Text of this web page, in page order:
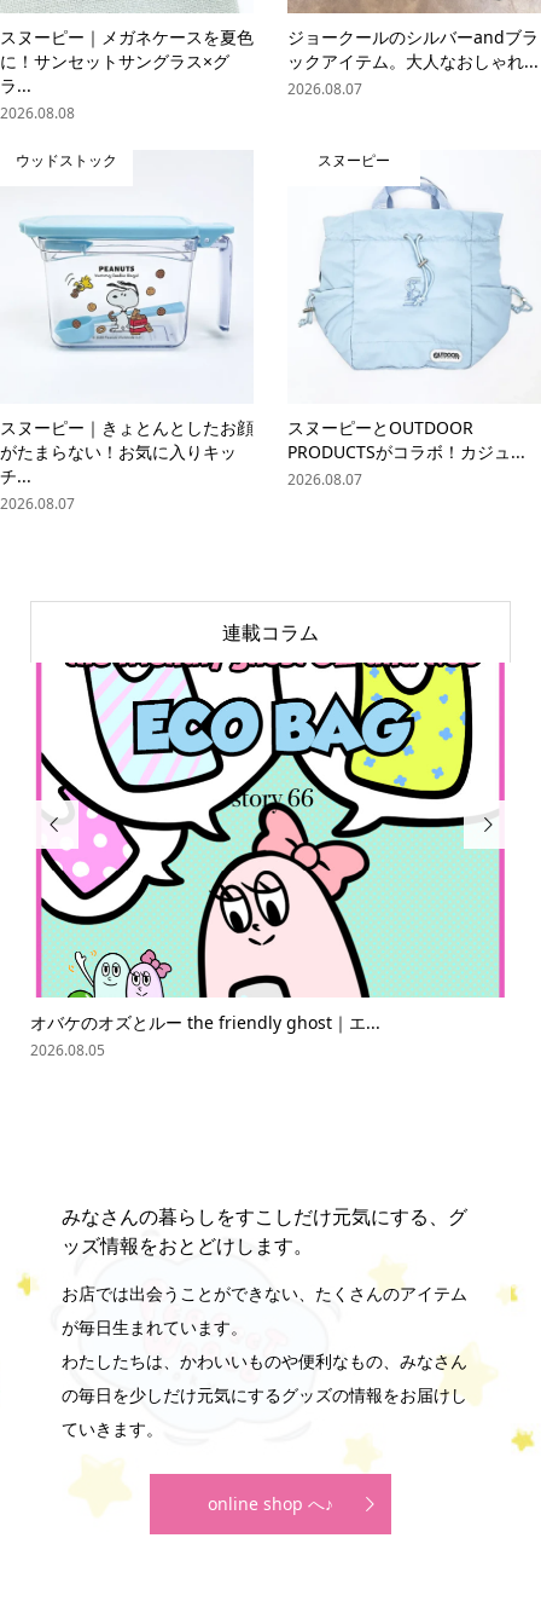
スヌーピー｜メガネケースを夏色
に！サンセットサングラス×グ
ラ...
2026.08.08
ジョークールのシルバーandブラ
ックアイテム。大人なおしゃれ...
2026.08.07
ウッドストック
スヌーピー｜きょとんとしたお顔
がたまらない！お気に入りキッ
チ...
2026.08.07
スヌーピー
スヌーピーとOUTDOOR
PRODUCTSがコラボ！カジュ...
2026.08.07
連載コラム

スピリチュアリちゃんの世界星占い ハワイ編
2026.08.08

みなさんの暮らしをすこしだけ元気にする、グ
ッズ情報をおとどけします。
お店では出会うことができない、たくさんのアイテム
が毎日生まれています。
わたしたちは、かわいいものや便利なもの、みなさん
の毎日を少しだけ元気にするグッズの情報をお届けし
ていきます。
online shop へ♪